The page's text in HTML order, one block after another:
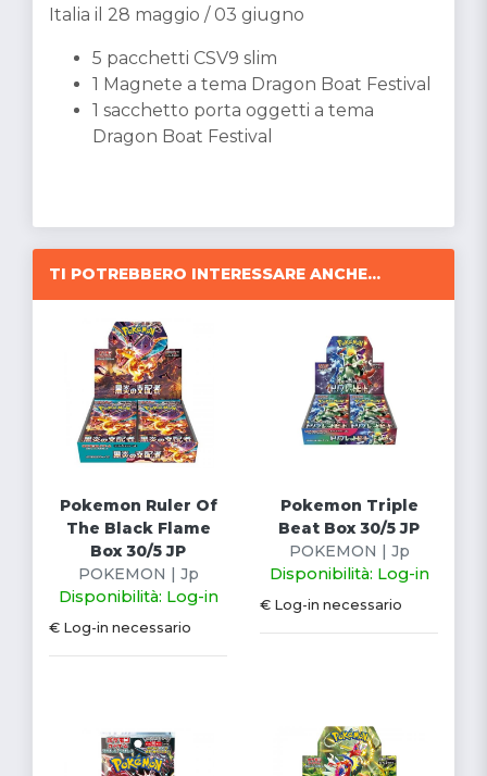
Italia il 28 maggio / 03 giugno
5 pacchetti CSV9 slim
⁠1 Magnete a tema Dragon Boat Festival
⁠1 sacchetto porta oggetti a tema
Dragon Boat Festival
TI POTREBBERO INTERESSARE ANCHE...
Pokemon Ruler Of
The Black Flame
Box 30/5 JP
POKEMON | Jp
Disponibilità: Log-in
€ Log-in necessario
Pokemon Triple
Beat Box 30/5 JP
POKEMON | Jp
Disponibilità: Log-in
€ Log-in necessario